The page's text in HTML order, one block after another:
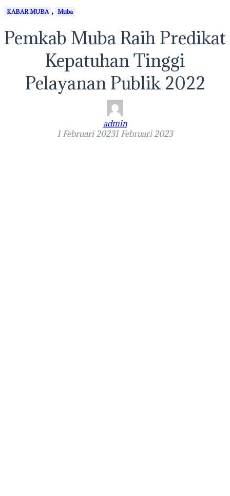
KABAR MUBA , Muba
Pemkab Muba Raih Predikat
Kepatuhan Tinggi
Pelayanan Publik 2022
admin
1 Februari 20231 Februari 2023